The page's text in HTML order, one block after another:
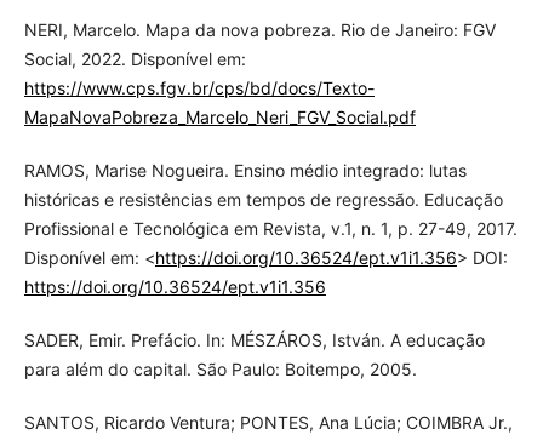
NERI, Marcelo. Mapa da nova pobreza. Rio de Janeiro: FGV
Social, 2022. Disponível em:
https://www.cps.fgv.br/cps/bd/docs/Texto-
MapaNovaPobreza_Marcelo_Neri_FGV_Social.pdf
RAMOS, Marise Nogueira. Ensino médio integrado: lutas
históricas e resistências em tempos de regressão. Educação
Profissional e Tecnológica em Revista, v.1, n. 1, p. 27-49, 2017.
Disponível em: <https://doi.org/10.36524/ept.v1i1.356> DOI:
https://doi.org/10.36524/ept.v1i1.356
SADER, Emir. Prefácio. In: MÉSZÁROS, István. A educação
para além do capital. São Paulo: Boitempo, 2005.
SANTOS, Ricardo Ventura; PONTES, Ana Lúcia; COIMBRA Jr.,